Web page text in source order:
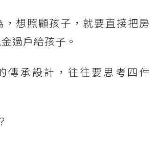
，想照顧孩子，就要直接把房
過戶給孩子。
傳承設計，往往要思考四件